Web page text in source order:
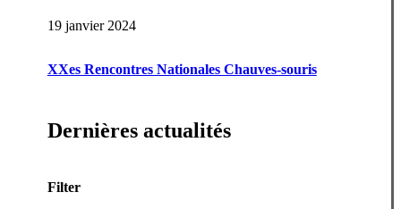
19 janvier 2024
XXes Rencontres Nationales Chauves-souris
Dernières actualités
Filter